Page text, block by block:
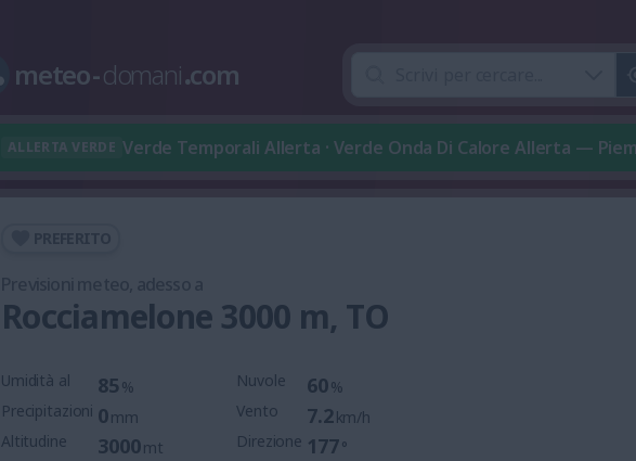
meteo-domani.com
ALLERTA VERDE Verde Temporali Allerta · Verde Onda Di Calore Allerta —
Rocciamelone 3000 m, TO
Umidità al 85 %
Precipitazioni 0mm
Altitudine
3000mt
Nuvole 60%
Vento
7.2km/h
Direzione 177°